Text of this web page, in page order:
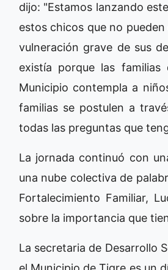
dijo: "Estamos lanzando
estos chicos que no
vulneración grave de sus
existía porque las
Municipio contempla a
familias se postulen a
todas las preguntas que
La jornada continuó con
una nube colectiva de
Fortalecimiento Familiar,
sobre la importancia que
La secretaria de Desarrollo